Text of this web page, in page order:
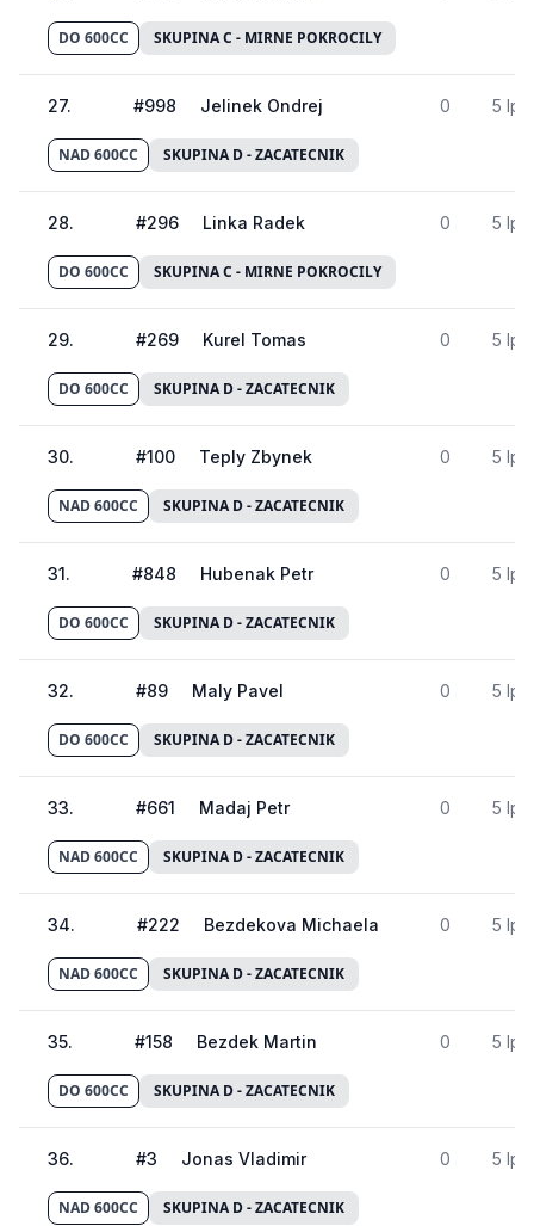
DO 600CC SKUPINA C - MIRNE POKROCILY
27. #998 Jelinek Ondrej 0 5 lp
NAD 600CC SKUPINA D - ZACATECNIK
28. #296 Linka Radek 0 5 lp
DO 600CC SKUPINA C - MIRNE POKROCILY
29. #269 Kurel Tomas 0 5 lp
DO 600CC SKUPINA D - ZACATECNIK
30. #100 Teply Zbynek 0 5 lp
NAD 600CC SKUPINA D - ZACATECNIK
31. #848 Hubenak Petr 0 5 lp
DO 600CC SKUPINA D - ZACATECNIK
32. #89 Maly Pavel 0 5 lp
DO 600CC SKUPINA D - ZACATECNIK
33. #661 Madaj Petr 0 5 lp
NAD 600CC SKUPINA D - ZACATECNIK
34. #222 Bezdekova Michaela 0 5 lp
NAD 600CC SKUPINA D - ZACATECNIK
35. #158 Bezdek Martin 0 5 lp
DO 600CC SKUPINA D - ZACATECNIK
36. #3 Jonas Vladimir 0 5 lp
NAD 600CC SKUPINA D - ZACATECNIK